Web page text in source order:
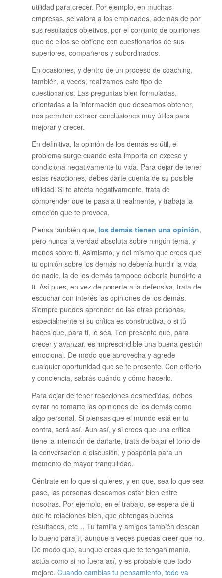
utilidad para crecer. Por ejemplo, en muchas
empresas, se valora a los empleados, además de por
sus resultados objetivos, por el conjunto de opiniones
que de ellos se obtiene con cuestionarios de sus
superiores, compañeros y subordinados.
En ocasiones, y dentro de un proceso de coaching,
también, a veces, realizamos este tipo de
cuestionarios. Las preguntas bien formuladas,
orientadas a la información que deseamos obtener,
nos permiten extraer conclusiones muy útiles para
mejorar y crecer.
En definitiva, la opinión de los demás es útil, el
problema surge cuando esta importa en exceso y
condiciona negativamente tu vida. Para dejar de tener
estas reacciones, debes darte cuenta de su posible
utilidad. Si te afecta negativamente, trata de
comprender que te pasa a ti realmente, y trabaja la
emoción que te provoca.
Piensa también que, los demás tienen una opinión,
pero nunca la verdad absoluta sobre ningún tema, y
menos sobre ti. Asimismo, y del mismo que crees que
tu opinión sobre los demás no debería hundir la vida
de nadie, la de los demás tampoco debería hundirte a
ti. Así pues, en vez de ponerte a la defensiva, trata de
escuchar con interés las opiniones de los demás.
Siempre puedes aprender de las otras personas,
especialmente si su crítica es constructiva, o si tú
haces que, para ti, lo sea. Ten presente que, para
crecer y avanzar, es imprescindible una buena gestión
emocional. De modo que aprovecha y agrede
cualquier oportunidad que se te presente. Con criterio
y conciencia, sabrás cuándo y cómo hacerlo.
Para dejar de tener reacciones desmedidas, debes
evitar no tomarte las opiniones de los demás como
algo personal. Si piensas que el mundo está en tu
contra, será así. Aun así, y si crees que una crítica
tiene la intención de dañarte, trata de bajar el tono de
la conversación o discusión, y pospónla para un
momento de mayor tranquilidad.
Céntrate en lo que si quieres, y en que, sea lo que sea
pase, las personas deseamos estar bien entre
nosotras. Por ejemplo, en el trabajo, se espera de ti
que te relaciones bien, que obtengas buenos
resultados, etc… Tu familia y amigos también desean
lo bueno para ti, aunque a veces puedas creer que no.
De modo que, aunque creas que te tengan manía,
actúa como si no fuera así, y es probable que todo
mejore. Cuando cambias tu pensamiento, todo va